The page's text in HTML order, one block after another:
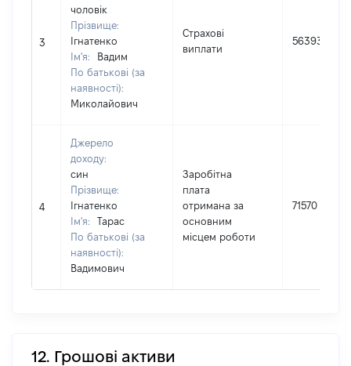
3
чоловік
Прізвище:
Ігнатенко
Ім'я:
Вадим
По батькові (за
наявності):
Миколайович
Страхові
виплати
56393
4
Джерело
доходу:
син
Прізвище:
Ігнатенко
Ім'я:
Тарас
По батькові (за
наявності):
Вадимович
Заробітна
плата
отримана за
основним
місцем роботи
71570
12. Грошові активи